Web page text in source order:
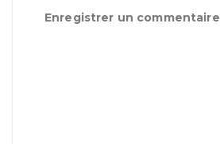
Enregistrer un commentaire